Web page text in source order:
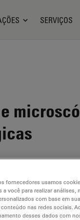
SERVIÇOS
Please
fornecedores usamos
a você para realizar
com base em
nas redes sociais.
desses dados com